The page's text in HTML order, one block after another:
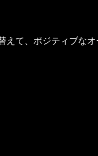
えて、ポジティブな